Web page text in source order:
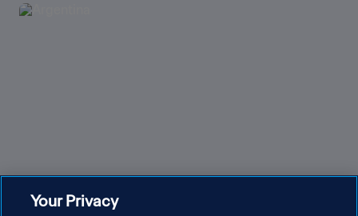
Argentina
Your Privacy